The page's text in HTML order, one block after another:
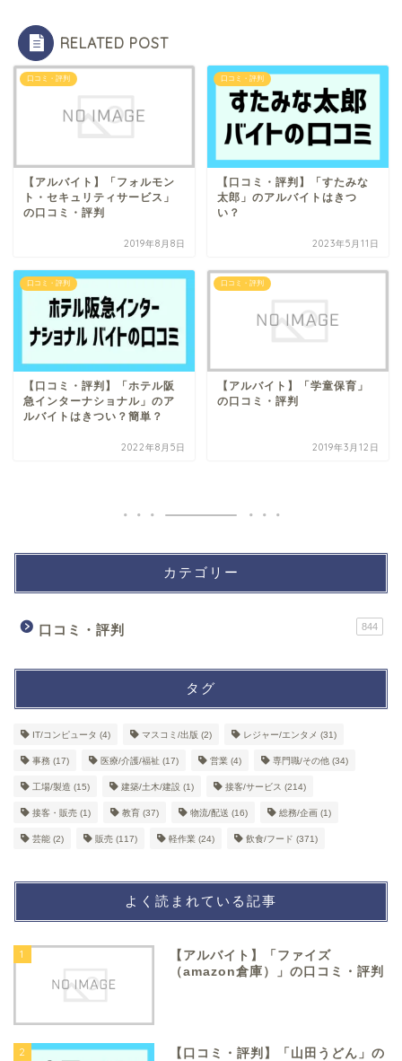
RELATED POST
口コミ・評判
【アルバイト】「フォルモン
ト・セキュリティサービス」
の口コミ・評判
2019年8月8日
口コミ・評判
【口コミ・評判】「すたみな
太郎」のアルバイトはきつ
い？
2023年5月11日
口コミ・評判
【口コミ・評判】「ホテル阪
急インターナショナル」のア
ルバイトはきつい？簡単？
2022年8月5日
口コミ・評判
【アルバイト】「学童保育」
の口コミ・評判
2019年3月12日
カテゴリー
口コミ・評判 844
タグ
IT/コンピュータ (4) マスコミ/出版 (2) レジャー/エンタメ (31)
事務 (17) 医療/介護/福祉 (17) 営業 (4) 専門職/その他 (34)
工場/製造 (15) 建築/土木/建設 (1) 接客/サービス (214)
接客・販売 (1) 教育 (37) 物流/配送 (16) 総務/企画 (1)
芸能 (2) 販売 (117) 軽作業 (24) 飲食/フード (371)
よく読まれている記事
1
【アルバイト】「ファイズ
（amazon倉庫）」の口コミ・評判
2
【口コミ・評判】「山田うどん」の